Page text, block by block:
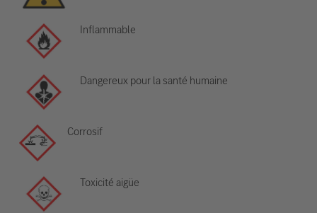
Inflammable
Dangereux pour la santé humaine
Corrosif
Toxicité aigüe